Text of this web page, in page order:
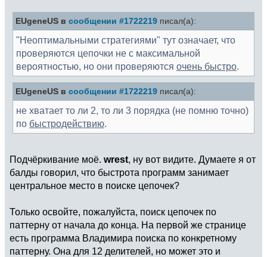
EUgeneUS в сообщении #1722219 писал(а):
"Неоптимальными стратегиями" тут означает, что
проверяются цепочки не с максимальной
вероятностью, но они проверяются очень быстро.
EUgeneUS в сообщении #1722219 писал(а):
не хватает то ли 2, то ли 3 порядка (не помню точно)
по быстродействию.
Подчёркивание моё. wrest, ну вот видите. Думаете я от
балды говорил, что быстрота программ занимает
центральное место в поиске цепочек?
Только освойте, пожалуйста, поиск цепочек по
паттерну от начала до конца. На первой же странице
есть программа Владимира поиска по конкретному
паттерну. Она для 12 делителей, но может это и